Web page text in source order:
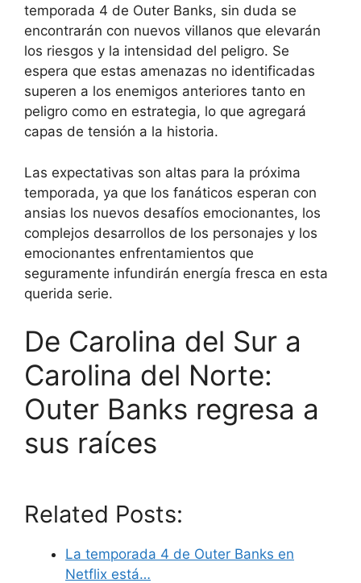
temporada 4 de Outer Banks, sin duda se
encontrarán con nuevos villanos que elevarán
los riesgos y la intensidad del peligro. Se
espera que estas amenazas no identificadas
superen a los enemigos anteriores tanto en
peligro como en estrategia, lo que agregará
capas de tensión a la historia.
Las expectativas son altas para la próxima
temporada, ya que los fanáticos esperan con
ansias los nuevos desafíos emocionantes, los
complejos desarrollos de los personajes y los
emocionantes enfrentamientos que
seguramente infundirán energía fresca en esta
querida serie.
De Carolina del Sur a
Carolina del Norte:
Outer Banks regresa a
sus raíces
Related Posts:
La temporada 4 de Outer Banks en
Netflix está…